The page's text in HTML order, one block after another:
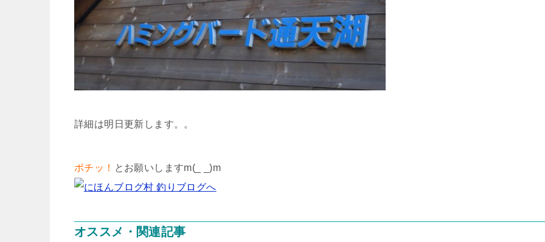
詳細は明日更新します。。
ポチッ！ とお願いしますm(_ _)m
オススメ・関連記事